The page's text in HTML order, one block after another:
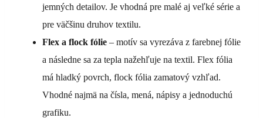
jemných detailov. Je vhodná pre malé aj veľké série a
pre väčšinu druhov textilu.
Flex a flock fólie – motív sa vyrezáva z farebnej fólie
a následne sa za tepla nažehľuje na textil. Flex fólia
má hladký povrch, flock fólia zamatový vzhľad.
Vhodné najmä na čísla, mená, nápisy a jednoduchú
grafiku.